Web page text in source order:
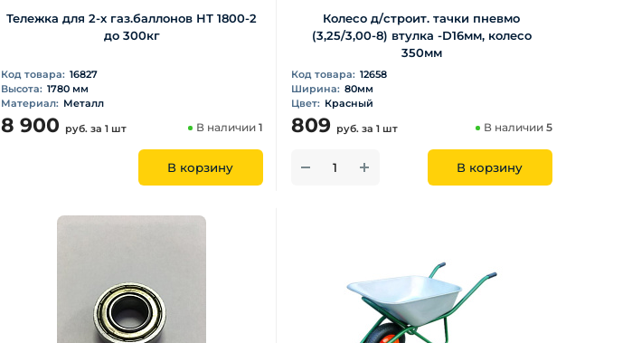
Тележка для 2-х газ.баллонов НТ 1800-2
до 300кг
Код товара: 16827
Высота: 1780 мм
Материал: Металл
8 900 руб.за 1 шт В наличии 1
В корзину
Колесо д/строит. тачки пневмо
(3,25/3,00-8) втулка -D16мм, колесо
350мм
Код товара: 12658
Ширина: 80мм
Цвет: Красный
809 руб. за 1 шт В наличии 5
В корзину